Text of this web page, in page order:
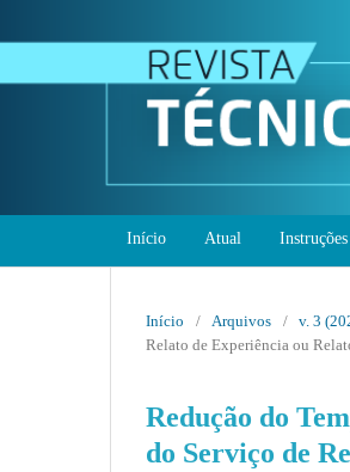
Início Atual
Início / Arquivos / v. 3
Relato de Experiência ou
Redução do
do Serviço de